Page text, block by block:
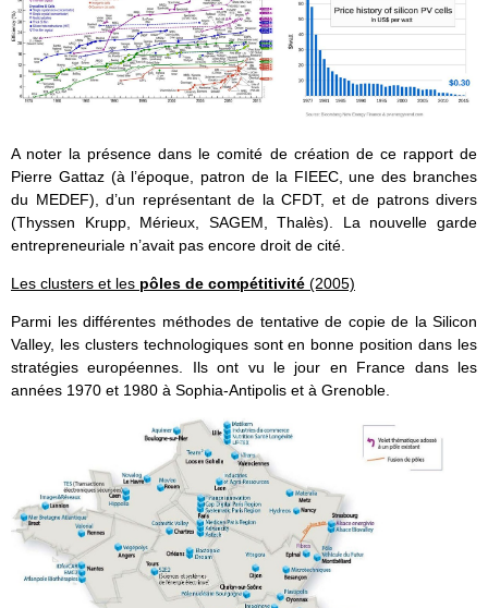
A noter la présence dans le comité de création de ce rapport de
Pierre Gattaz (à l’époque, patron de la FIEEC, une des branches
du MEDEF), d’un représentant de la CFDT, et de patrons divers
(Thyssen Krupp, Mérieux, SAGEM, Thalès). La nouvelle garde
entrepreneuriale n’avait pas encore droit de cité.
Les clusters et les pôles de compétitivité (2005)
Parmi les différentes méthodes de tentative de copie de la Silicon
Valley, les clusters technologiques sont en bonne position dans les
stratégies européennes. Ils ont vu le jour en France dans les
années 1970 et 1980 à Sophia-Antipolis et à Grenoble.